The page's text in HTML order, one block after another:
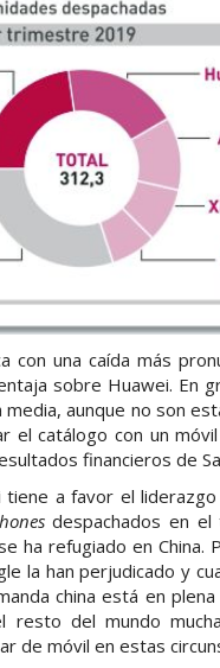
con una caída más
sobre Huawei. En
aunque no son
el catálogo con un móvil
financieros de
tiene a favor el
despachados en el
ha refugiado en
la han perjudicado y
china está en
resto del mundo
de móvil en estas